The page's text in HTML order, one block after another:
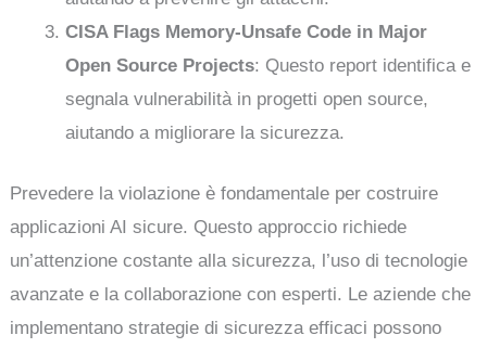
CISA Flags Memory-Unsafe Code in Major
Open Source Projects: Questo report identifica e
segnala vulnerabilità in progetti open source,
aiutando a migliorare la sicurezza.
Prevedere la violazione è fondamentale per costruire
applicazioni AI sicure. Questo approccio richiede
un’attenzione costante alla sicurezza, l’uso di tecnologie
avanzate e la collaborazione con esperti. Le aziende che
implementano strategie di sicurezza efficaci possono